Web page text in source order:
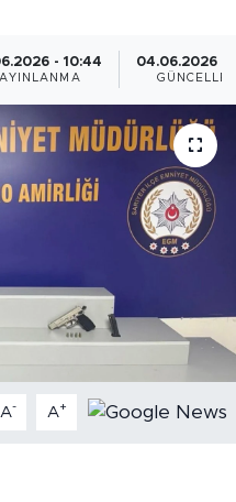
- 10:44 04.06.2026 -
A- A+